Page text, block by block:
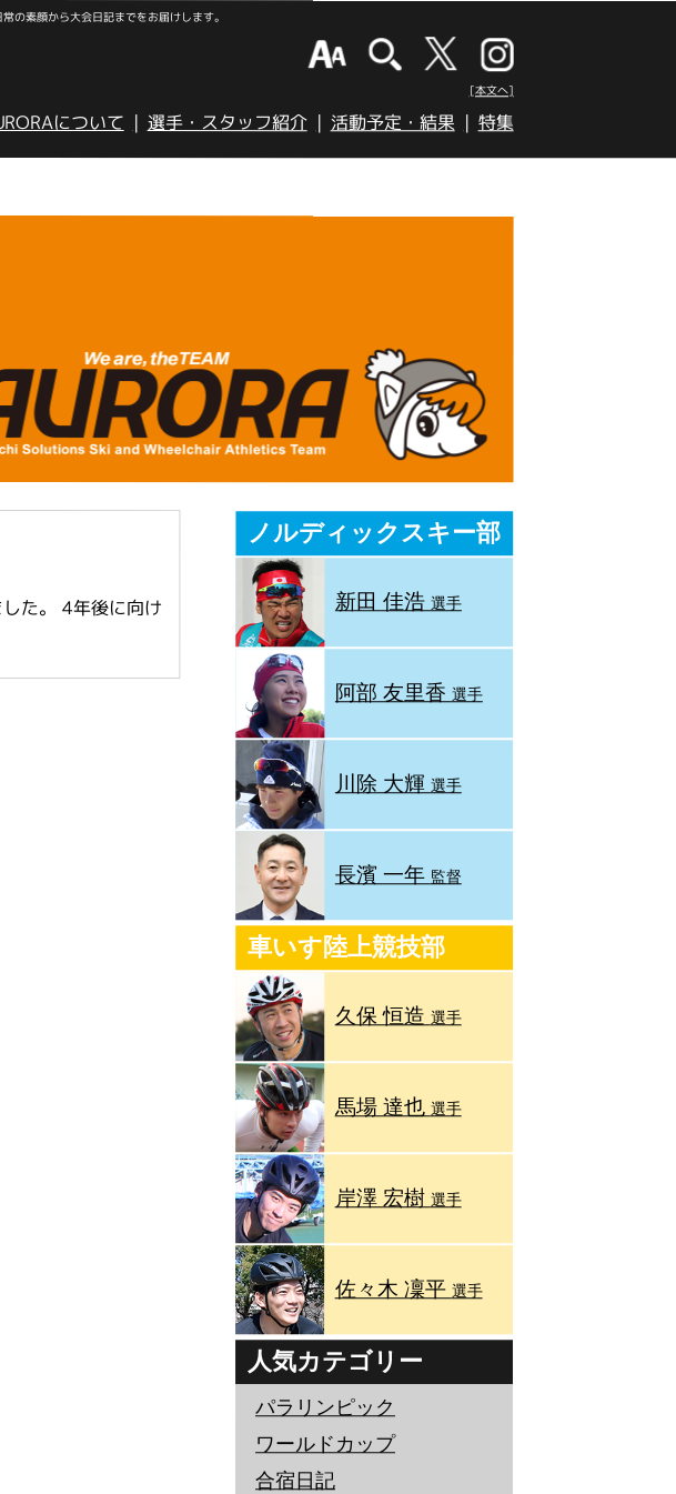
の素顔から大会日記までをお届けします。
[本文へ]
について 選手・スタッフ紹介 活動予定・結果 特集
た。 4年後に向け
ノルディックスキー部
新田 佳浩 選手
阿部 友里香 選手
川除 大輝 選手
長濱 一年 監督
車いす陸上競技部
久保 恒造 選手
馬場 達也 選手
岸澤 宏樹 選手
佐々木 凜平 選手
人気カテゴリー
パラリンピック
ワールドカップ
合宿日記